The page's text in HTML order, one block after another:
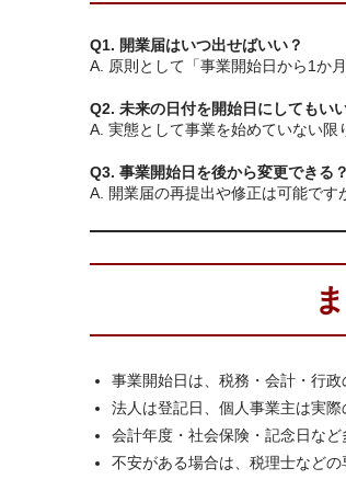
Q1. 開業届はいつ出せばいい？
A. 原則として「事業開始日から1か
Q2. 未来の日付を開始日にしてもい
A. 実態として事業を始めていない限
Q3. 事業開始日を後から変更できる？
A. 開業届の再提出や修正は可能です
事業開始日は、税務・会計・行政
法人は登記日、個人事業主は実際
会計年度・社会保険・記念日な
不安がある場合は、税理士などの